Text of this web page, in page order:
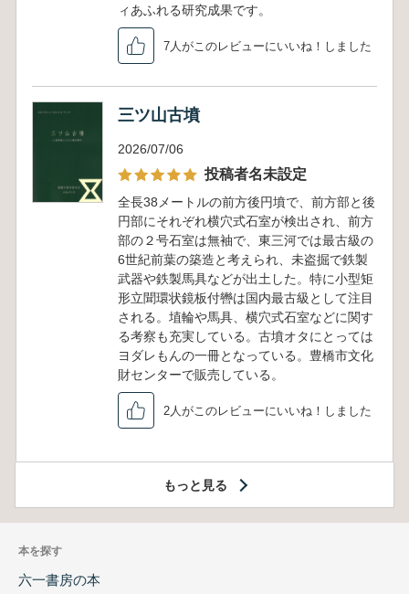
ィあふれる研究成果です。
7人がこのレビューにいいね！しました
三ツ山古墳
2026/07/06
投稿者名未設定
全長38メートルの前方後円墳で、前方部と後
円部にそれぞれ横穴式石室が検出され、前方
部の２号石室は無袖で、東三河では最古級の
6世紀前葉の築造と考えられ、未盗掘で鉄製
武器や鉄製馬具などが出土した。特に小型矩
形立聞環状鏡板付轡は国内最古級として注目
される。埴輪や馬具、横穴式石室などに関す
る考察も充実している。古墳オタにとっては
ヨダレもんの一冊となっている。豊橋市文化
財センターで販売している。
2人がこのレビューにいいね！しました
もっと見る
本を探す
六一書房の本